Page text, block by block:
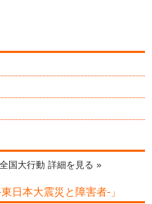
国大行動 詳細を見る »
日本大震災と障害者-」